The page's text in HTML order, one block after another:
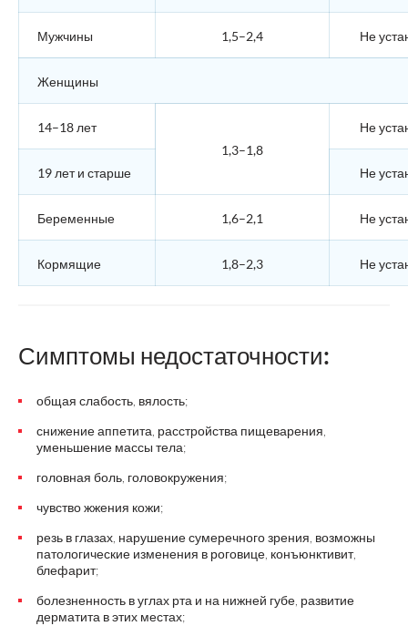
Мужчины 1,5–2,4 Не
Женщины
14–18 лет
1,3–1,8
Не
19 лет и старше Не
Беременные 1,6–2,1 Не
Кормящие 1,8–2,3 Не
Симптомы недостаточности:
общая слабость, вялость;
снижение аппетита, расстройства пищеварения,
уменьшение массы тела;
головная боль, головокружения;
чувство жжения кожи;
резь в глазах, нарушение сумеречного зрения, возможны
патологические изменения в роговице, конъюнктивит,
блефарит;
болезненность в углах рта и на нижней губе, развитие
дерматита в этих местах;